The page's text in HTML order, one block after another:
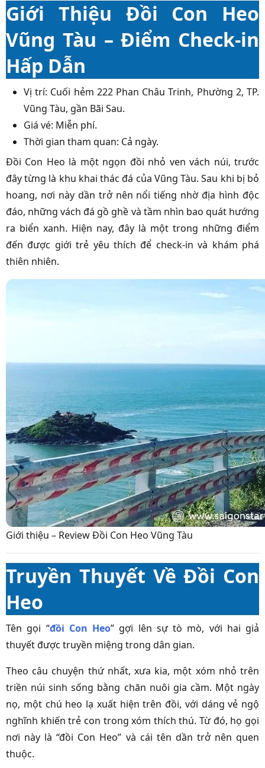
Giới Thiệu Đồi Con Heo
Vũng Tàu – Điểm Check-in
Hấp Dẫn
Vị trí: Cuối hẻm 222 Phan Châu Trinh, Phường 2, TP.
Vũng Tàu, gần Bãi Sau.
Giá vé: Miễn phí.
Thời gian tham quan: Cả ngày.
Đồi Con Heo là một ngọn đồi nhỏ ven vách núi, trước
đây từng là khu khai thác đá của Vũng Tàu. Sau khi bị bỏ
hoang, nơi này dần trở nên nổi tiếng nhờ địa hình độc
đáo, những vách đá gồ ghề và tầm nhìn bao quát hướng
ra biển xanh. Hiện nay, đây là một trong những điểm
đến được giới trẻ yêu thích để check-in và khám phá
thiên nhiên.
Giới thiệu – Review Đồi Con Heo Vũng Tàu
Truyền Thuyết Về Đồi Con
Heo
Tên gọi “đồi Con Heo” gợi lên sự tò mò, với hai giả
thuyết được truyền miệng trong dân gian.
Theo câu chuyện thứ nhất, xưa kia, một xóm nhỏ trên
triền núi sinh sống bằng chăn nuôi gia cầm. Một ngày
nọ, một chú heo lạ xuất hiện trên đồi, với dáng vẻ ngộ
nghĩnh khiến trẻ con trong xóm thích thú. Từ đó, họ gọi
nơi này là “đồi Con Heo” và cái tên dần trở nên quen
thuộc.